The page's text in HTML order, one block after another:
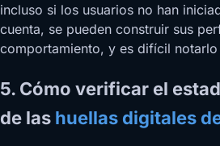
incluso si los usuarios no han
cuenta, se pueden construir sus
comportamiento, y es difícil
5. Cómo verificar el
de las huellas digitales